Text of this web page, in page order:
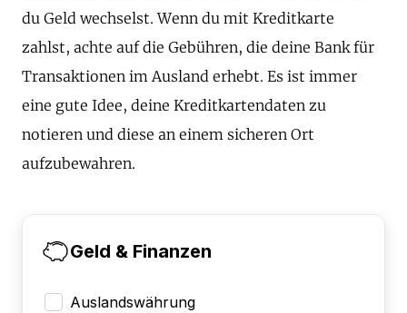
du Geld wechselst. Wenn du mit Kreditkarte
zahlst, achte auf die Gebühren, die deine Bank für
Transaktionen im Ausland erhebt. Es ist immer
eine gute Idee, deine Kreditkartendaten zu
notieren und diese an einem sicheren Ort
aufzubewahren.
Geld & Finanzen
Auslandswährung